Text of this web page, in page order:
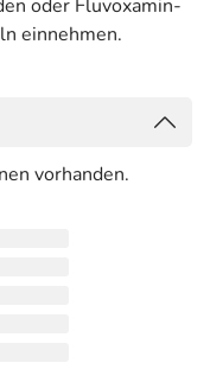
**NRV %
***
oder Fluvoxamin-
einnehmen.
vorhanden.